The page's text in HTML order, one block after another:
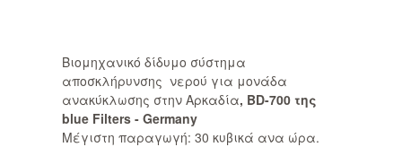
Βιομηχανικό δίδυμο σύστημα
αποσκλήρυνσης νερού για μονάδα
ανακύκλωσης στην Αρκαδία, BD-700 της
blue Filters - Germany
Μέγιστη παραγωγή: 30 κυβικά ανα ώρα.